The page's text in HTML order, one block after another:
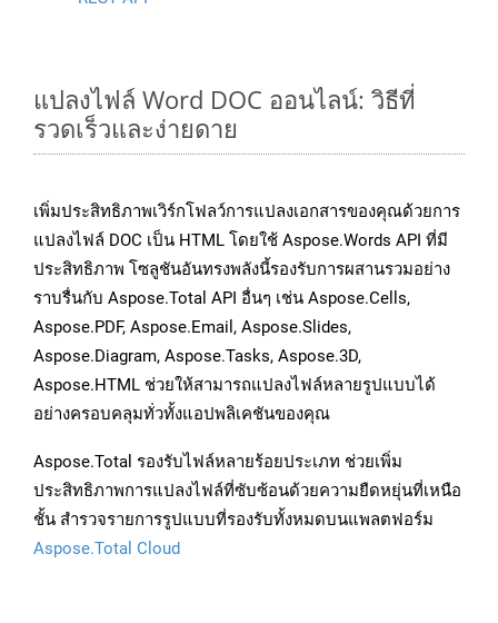
แปลงไฟล์ Word DOC ออนไลน์: วิธีที่
รวดเร็วและง่ายดาย
เพิ่มประสิทธิภาพเวิร์กโฟลว์การแปลงเอกสารของคุณด้วยการ
แปลงไฟล์ DOC เป็น HTML โดยใช้ Aspose.Words API ที่มี
ประสิทธิภาพ โซลูชันอันทรงพลังนี้รองรับการผสานรวมอย่าง
ราบรื่นกับ Aspose.Total API อื่นๆ เช่น Aspose.Cells,
Aspose.PDF, Aspose.Email, Aspose.Slides,
Aspose.Diagram, Aspose.Tasks, Aspose.3D,
Aspose.HTML ช่วยให้สามารถแปลงไฟล์หลายรูปแบบได้
อย่างครอบคลุมทั่วทั้งแอปพลิเคชันของคุณ
Aspose.Total รองรับไฟล์หลายร้อยประเภท ช่วยเพิ่ม
ประสิทธิภาพการแปลงไฟล์ที่ซับซ้อนด้วยความยืดหยุ่นที่เหนือ
ชั้น สำรวจรายการรูปแบบที่รองรับทั้งหมดบนแพลตฟอร์ม
Aspose.Total Cloud